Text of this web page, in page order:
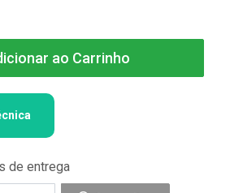
ao Carrinho
de entrega